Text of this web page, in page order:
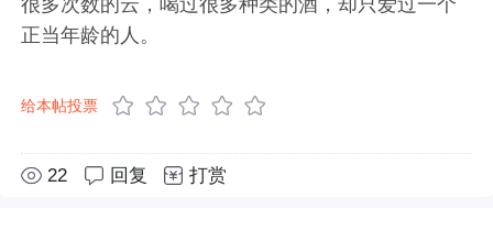
正当年龄的人。
给本帖投票
22 回复 打赏